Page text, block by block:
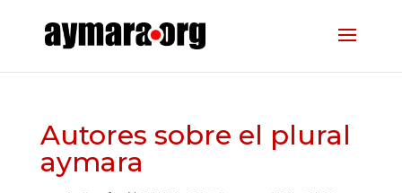
Autores sobre el plural
aymara